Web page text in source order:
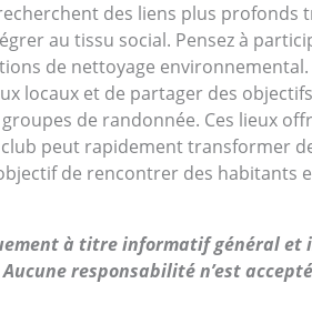
des liens plus
au tissu social. Pensez à
de nettoyage
locaux et de partager des
de randonnée. Ces lieux
peut rapidement transformer
de rencontrer des habitants
à titre informatif général
responsabilité n’est